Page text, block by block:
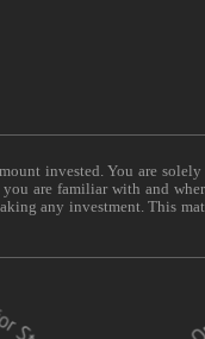
invested. You are
are familiar with and
any investment. This